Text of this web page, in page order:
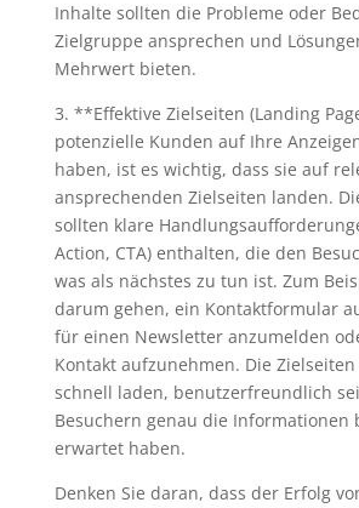
Inhalte sollten die Probleme oder
Zielgruppe ansprechen und
Mehrwert bieten.
3. **Effektive Zielseiten (Landing
potenzielle Kunden auf Ihre
haben, ist es wichtig, dass sie auf
ansprechenden Zielseiten landen.
sollten klare
Action, CTA) enthalten, die den
was als nächstes zu tun ist. Zum
darum gehen, ein Kontaktformular
für einen Newsletter anzumelden
Kontakt aufzunehmen. Die
schnell laden, benutzerfreundlich
Besuchern genau die Informationen
erwartet haben.
Denken Sie daran, dass der Erfolg